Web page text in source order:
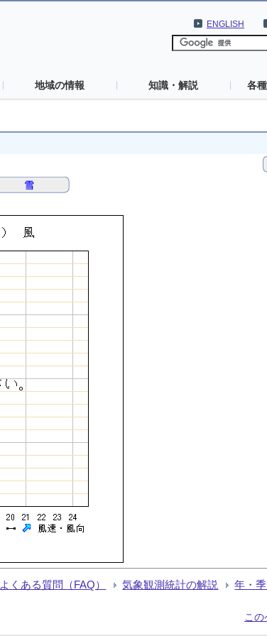
ENGLISH
地域の情報 知識・解説 各
よくある質問（FAQ） 気象観測統計の解説 年・
こ